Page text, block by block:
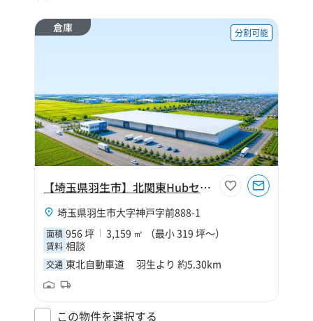
倉庫 分割可能
【埼玉県羽生市】北関東Hubセンター
埼玉県羽生市大字神戸字前888-1
面積 956 坪 3,159 ㎡ （最小 319 坪～）
賃料 相談
交通 東北自動車道 羽生より 約5.30km
この物件を選択する